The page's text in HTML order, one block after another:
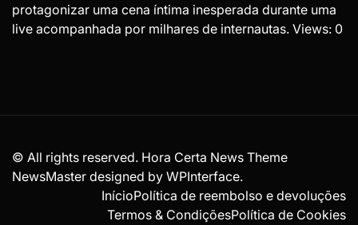
protagonizar uma cena íntima inesperada durante uma
live acompanhada por milhares de internautas. Views: 0
© All rights reserved. Hora Certa News Theme
NewsMaster designed by WPInterface.
InícioPolítica de reembolso e devoluções
Termos & CondiçõesPolítica de Cookies